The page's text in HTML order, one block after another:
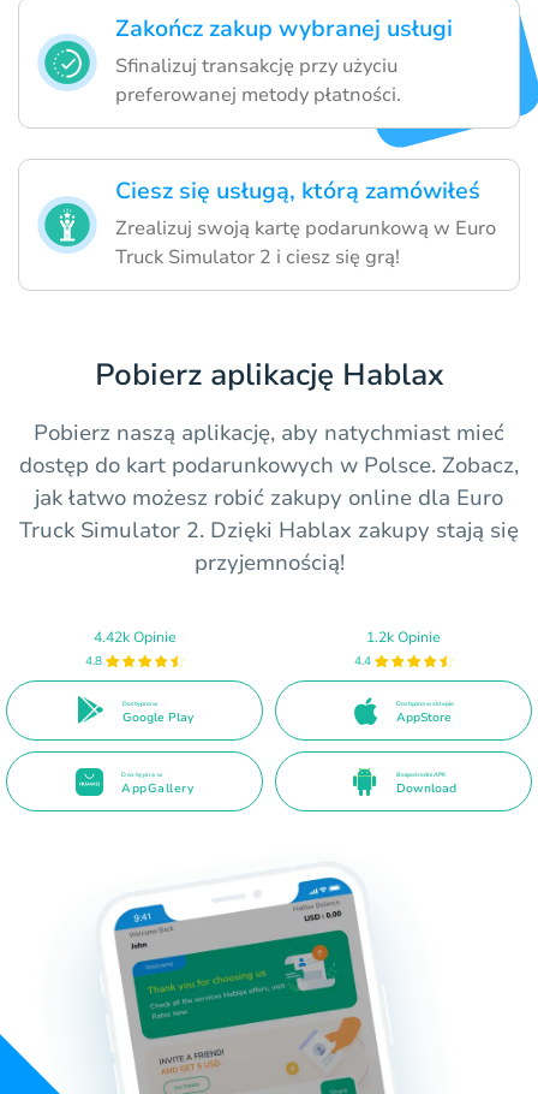
Zakończ zakup wybranej usługi
Sfinalizuj transakcję przy użyciu
preferowanej metody płatności.
Ciesz się usługą, którą zamówiłeś
Zrealizuj swoją kartę podarunkową w Euro
Truck Simulator 2 i ciesz się grą!
Pobierz aplikację Hablax
Pobierz naszą aplikację, aby natychmiast mieć
dostęp do kart podarunkowych w Polsce. Zobacz,
jak łatwo możesz robić zakupy online dla Euro
Truck Simulator 2. Dzięki Hablax zakupy stają się
przyjemnością!
4.42k Opinie
4.8
Dostępna w
Google Play
1.2k Opinie
4.4
Dostępna w sklepie
AppStore
Dostępna w
AppGallery
Bezpośredni APK
Download